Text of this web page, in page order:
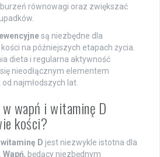
równowagi oraz zwiększać
są niezbędne dla
na późniejszych etapach życia.
dieta i regularna aktywność
nieodłącznym elementem
najmłodszych lat.
wapń i witaminę D
kości?
witaminę D jest niezwykle istotna dla
Wapń, będący niezbędnym